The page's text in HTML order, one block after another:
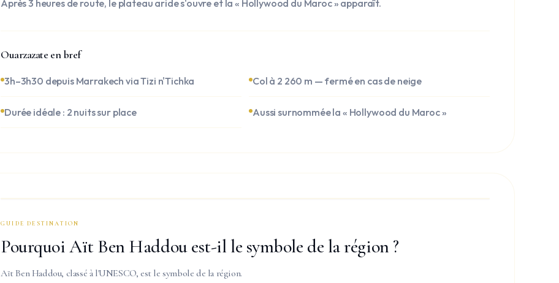
Après 3 heures de route, le plateau aride s'ouvre et la « Hollywood du Maroc » apparaît.
Ouarzazate en bref
3h–3h30 depuis Marrakech via Tizi n'Tichka Col à 2 260 m — fermé en cas de neige
Durée idéale : 2 nuits sur place Aussi surnommée la « Hollywood du Maroc »
GUIDE DESTINATION
Pourquoi Aït Ben Haddou est-il le symbole de la région ?
Aït Ben Haddou, classé à l'UNESCO, est le symbole de la région.